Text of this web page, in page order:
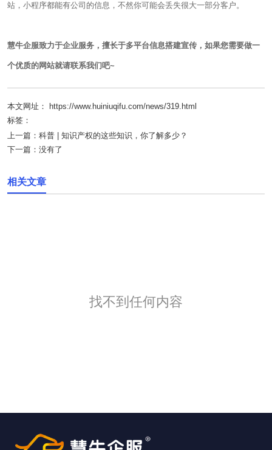
站，小程序都能有公司的信息，不然你可能会丢失很大一部分客户。
慧牛企服致力于企业服务，擅长于多平台信息搭建宣传，如果您需要做一
个优质的网站就请联系我们吧~
本文网址： https://www.huiniuqifu.com/news/319.html
标签：
上一篇： 科普 | 知识产权的这些知识，你了解多少？
下一篇： 没有了
相关文章
找不到任何内容